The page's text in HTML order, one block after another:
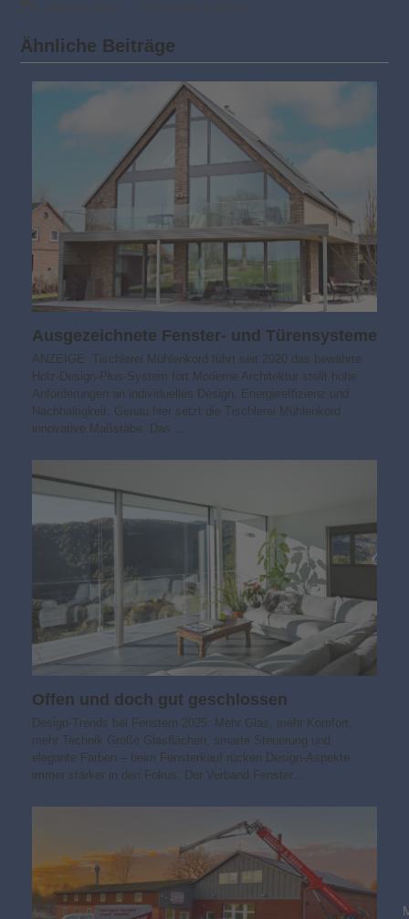
Ähnliche Beiträge
Ausgezeichnete Fenster- und Türensysteme
ANZEIGE Tischlerei Mühlenkord führt seit 2020 das bewährte
Holz-Design-Plus-System fort Moderne Architektur stellt hohe
Anforderungen an individuelles Design, Energieeffizienz und
Nachhaltigkeit. Genau hier setzt die Tischlerei Mühlenkord
innovative Maßstäbe. Das…
Offen und doch gut geschlossen
Design-Trends bei Fenstern 2025: Mehr Glas, mehr Komfort,
mehr Technik Große Glasflächen, smarte Steuerung und
elegante Farben – beim Fensterkauf rücken Design-Aspekte
immer stärker in den Fokus. Der Verband Fenster…